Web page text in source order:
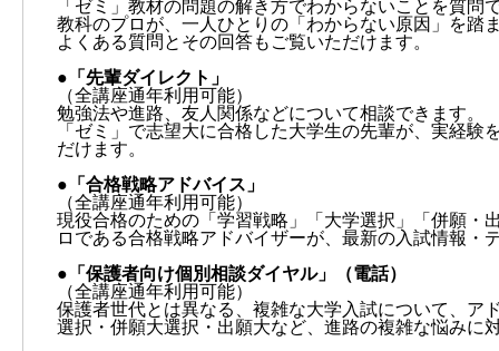
「ゼミ」教材の問題の解き方でわからないことを質問
教科のプロが、一人ひとりの「わからない原因」を踏
よくある質問とその回答もご覧いただけます。
●「先輩ダイレクト」
（全講座通年利用可能）
勉強法や進路、友人関係などについて相談できます。
「ゼミ」で志望大に合格した大学生の先輩が、実経
だけます。
●「合格戦略アドバイス」
（全講座通年利用可能）
現役合格のための「学習戦略」「大学選択」「併願・
ロである合格戦略アドバイザーが、最新の入試情報・
●「保護者向け個別相談ダイヤル」（電話）
（全講座通年利用可能）
保護者世代とは異なる、複雑な大学入試について、ア
選択・併願大選択・出願大など、進路の複雑な悩みに